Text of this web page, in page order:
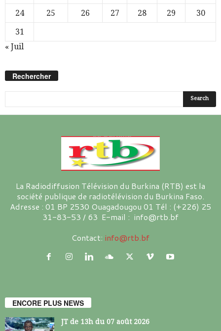
24
25 26 27 28 29
30
31
« Juil
Rechercher
La Radiodiffusion Télévision du Burkina (RTB) est la
société publique de radiotélévision du Burkina Faso.
Adresse : 01 BP 2530 Ouagadougou 01 Tél : (+226) 25
31-83-53 / 63 E-mail : info@rtb.bf
Contact: info@rtb.bf
ENCORE PLUS NEWS
JT de 13h du 07 août 2026